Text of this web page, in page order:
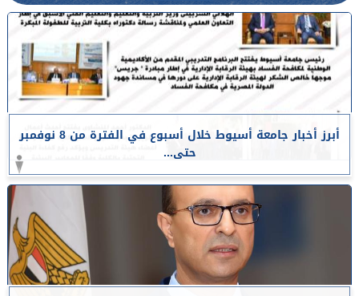
أبرز أخبار جامعة أسيوط خلال أسبوع في الفترة من 8 نوفمبر
حتى...